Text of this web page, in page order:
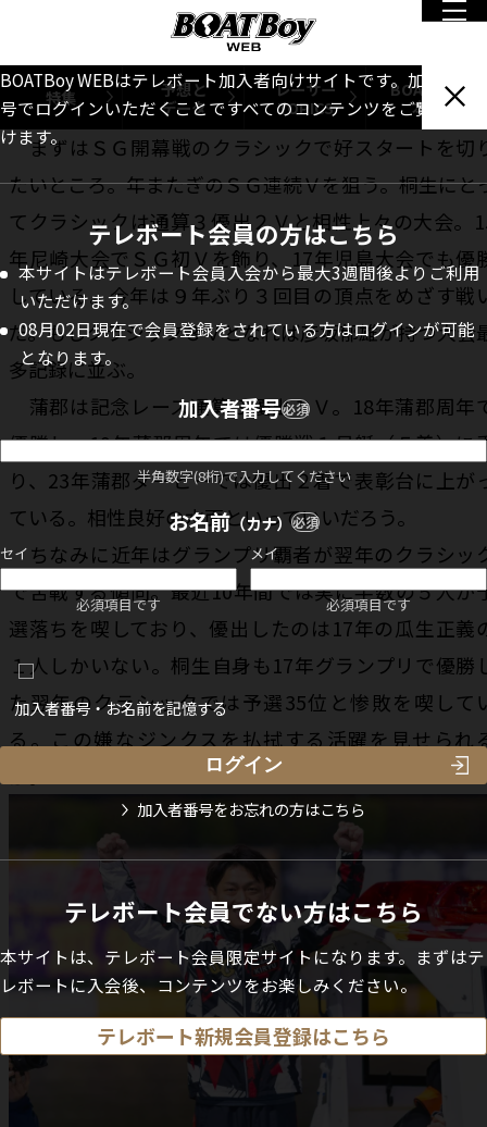
特集
予想と
データ
レーサー
TOPICS
BOATBoy
本誌
BOATBoy WEBはテレボート加入者向けサイトです。加入者番
号でログインいただくことですべてのコンテンツをご覧いただ
けます。
テレボート会員の方はこちら
本サイトはテレボート会員入会から最大3週間後よりご利用
いただけます。
08月02日現在で会員登録をされている方はログインが可能
となります。
加入者番号必須
半角数字(8桁)で入力してください
お名前（カナ）必須
セイ
必須項目です
メイ
必須項目です
加入者番号・お名前を記憶する
加入者番号をお忘れの方はこちら
テレボート会員でない方はこちら
本サイトは、テレボート会員限定サイトになります。まずはテ
レボートに入会後、コンテンツをお楽しみください。
テレボート新規会員登録はこちら
２回目の黄金のヘルメット戴冠を果たした。今年は
われる立場となって臨むシーズン。グランプリ２連覇
めざす一年間に注目だ。
まずはＳＧ開幕戦のクラシックで好スタートを切
たいところ。年またぎのＳＧ連続Ｖを狙う。桐生にと
てクラシックは通算３優出２Ｖと相性上々の大会。
年尼崎大会でＳＧ初Ｖを飾り、17年児島大会でも優
している。今年は９年ぶり３回目の頂点をめざす戦
だ。もしクラシック３Ｖとなれば彦坂郁雄が持つ大会
多記録に並ぶ。
蒲郡は記念レース通算３優出１Ｖ。18年蒲郡周年
優勝し、19年蒲郡周年では優勝戦１号艇（５着）に
り、23年蒲郡ダービーでは優出２着で表彰台に上が
ている。相性良好の水面といっていいだろう。
ちなみに近年はグランプリ覇者が翌年のクラシッ
で苦戦する傾向。最近10年間では実に半数の５人が
選落ちを喫しており、優出したのは17年の瓜生正義
１人しかいない。桐生自身も17年グランプリで優勝
た翌年のクラシックでは予選35位と惨敗を喫して
る。この嫌なジンクスを払拭する活躍を見せられ